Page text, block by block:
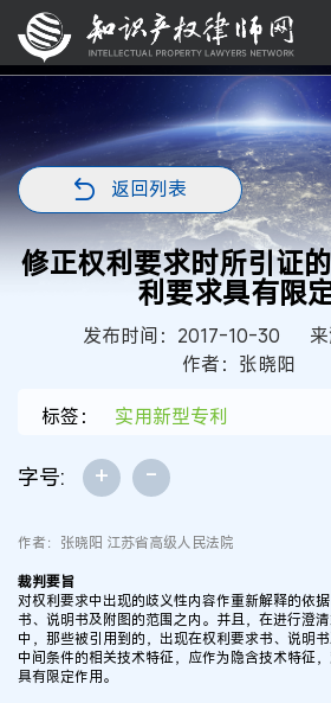
返回列表
修正权利要求时所引证
利要求具有限
发布时间：2017-10-30
作者：张晓阳
标签：
实用新型专利
字号: + -
作者：张晓阳 江苏省高级人民法院
裁判要旨
对权利要求中出现的歧义性内容作重新解释的依
书、说明书及附图的范围之内。并且，在进行澄
中，那些被引用到的，出现在权利要求书、说明
中间条件的相关技术特征，应作为隐含技术特征
具有限定作用。